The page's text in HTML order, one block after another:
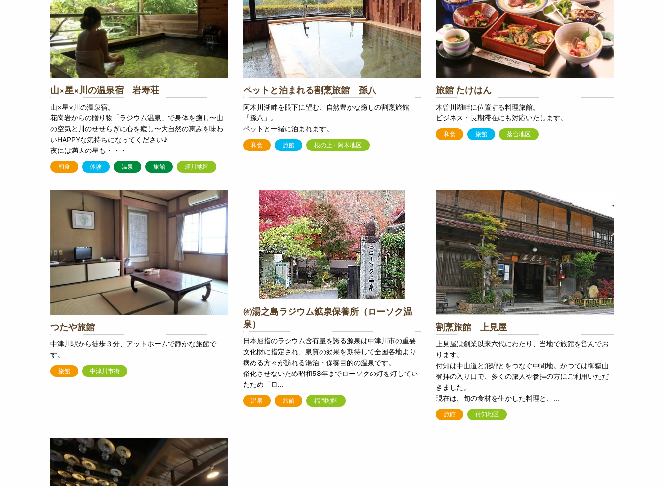
山×星×川の温泉宿 岩寿荘
山×星×川の温泉宿。
花崗岩からの贈り物「ラジウム温泉」で身体を癒し〜山
の空気と川のせせらぎに心を癒し〜大自然の恵みを味わ
いHAPPYな気持ちになってください♪
夜には満天の星も・・・
和食 体験 温泉 旅館 蛭川地区
ペットと泊まれる割烹旅館 孫八
阿木川湖畔を眼下に望む、自然豊かな癒しの割烹旅館
「孫八」。
ペットと一緒に泊まれます。
和食 旅館 根の上・阿木地区
旅館 たけはん
木曽川湖畔に位置する料理旅館。
ビジネス・長期滞在にも対応いたします。
和食 旅館 落合地区
つたや旅館
中津川駅から徒歩３分、アットホームで静かな旅館で
す。
旅館 中津川市街
㈲湯之島ラジウム鉱泉保養所（ローソク温
泉）
日本屈指のラジウム含有量を誇る源泉は中津川市の重要
文化財に指定され、泉質の効果を期待して全国各地より
病める方々が訪れる湯治・保養目的の温泉です。
俗化させないため昭和58年までローソクの灯を灯してい
たため「ロ...
温泉 旅館 福岡地区
割烹旅館 上見屋
上見屋は創業以来六代にわたり、当地で旅館を営んでお
ります。
付知は中山道と飛騨とをつなぐ中間地。かつては御嶽山
登拝の入り口で、多くの旅人や参拝の方にご利用いただ
きました。
現在は、旬の食材を生かした料理と、...
旅館 付知地区